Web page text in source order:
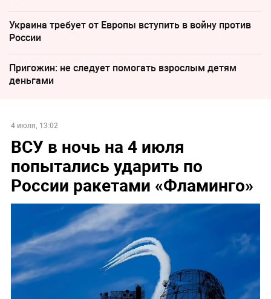
Украина требует от Европы вступить в войну против
России
Пригожин: не следует помогать взрослым детям
деньгами
4 июля, 13:02
ВСУ в ночь на 4 июля
попытались ударить по
России ракетами «Фламинго»